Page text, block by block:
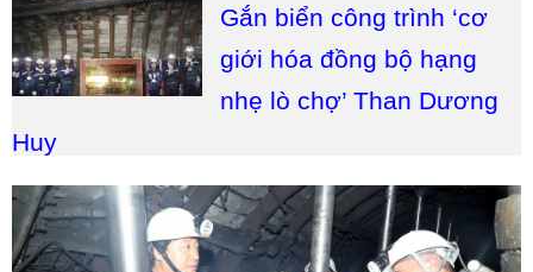
Gắn biển công trình ‘cơ
giới hóa đồng bộ hạng
nhẹ lò chợ’ Than Dương
Huy